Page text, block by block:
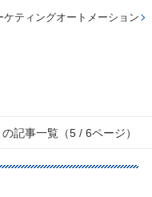
ケティングオートメーション
記事一覧（5 / 6ページ）